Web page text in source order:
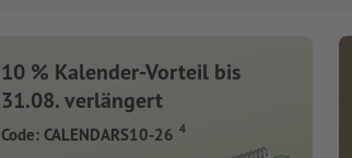
10 % Kalender-Vorteil bis
31.08. verlängert
Code: CALENDARS10-26 4